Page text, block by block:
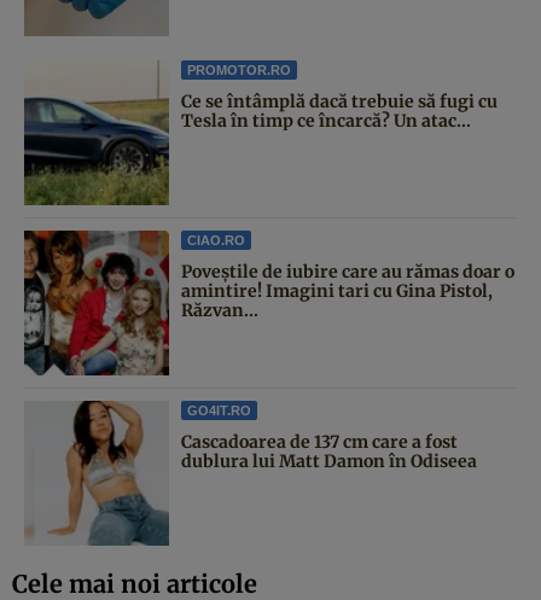
PROMOTOR.RO
Ce se întâmplă dacă trebuie să fugi cu
Tesla în timp ce încarcă? Un atac...
CIAO.RO
Poveştile de iubire care au rămas doar o
amintire! Imagini tari cu Gina Pistol,
Răzvan...
GO4IT.RO
Cascadoarea de 137 cm care a fost
dublura lui Matt Damon în Odiseea
Cele mai noi articole